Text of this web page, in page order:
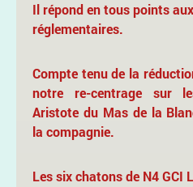
Il répond en tous points
réglementaires.
Compte tenu de la
notre re-centrage sur
Aristote du Mas de la
la compagnie.
Les six chatons de N4 GCI